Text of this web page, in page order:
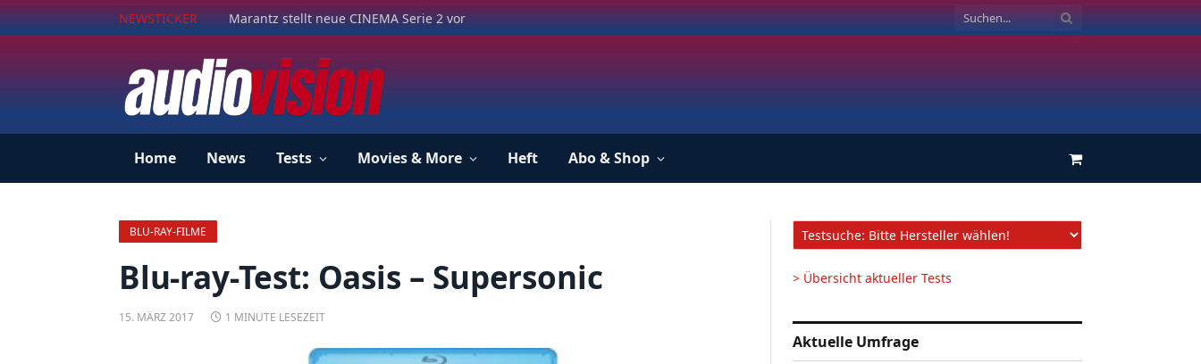
NEWSTICKER Marantz stellt neue CINEMA Serie 2 vor
Home News Tests Movies & More Heft Abo & Shop Einkaufswagen
BLU-RAY-FILME
Blu-ray-Test: Oasis – Supersonic
15. MÄRZ 2017 1 MINUTE LESEZEIT
> Übersicht aktueller Tests
Aktuelle Umfrage